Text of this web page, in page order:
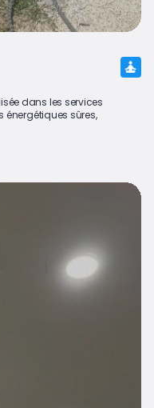
dans les services
énergétiques sûres,